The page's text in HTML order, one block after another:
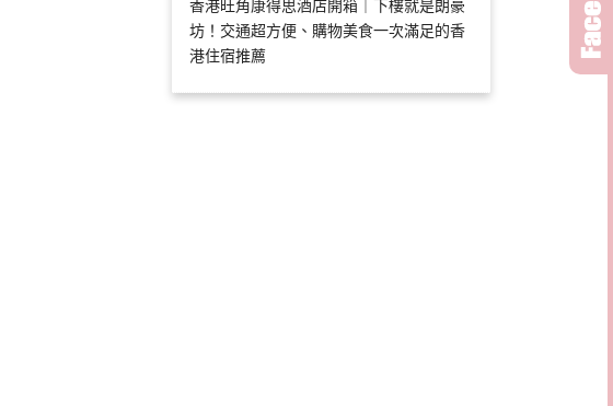
香港旺角康得思酒店開箱｜下樓就是朗豪
坊！交通超方便、購物美食一次滿足的香
港住宿推薦